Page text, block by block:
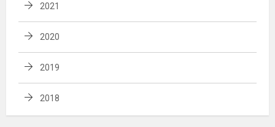
2021
2020
2019
2018